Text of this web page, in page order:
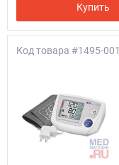
Купить
Код товара #1495-001